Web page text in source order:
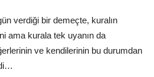
verdiği bir demeçte, kuralın
ama kurala tek uyanın da
ve kendilerinin bu durumdan